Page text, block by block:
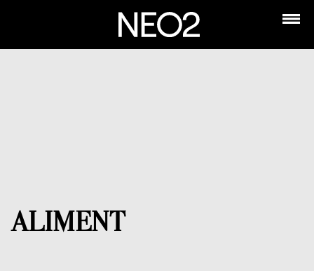
ALIMENT